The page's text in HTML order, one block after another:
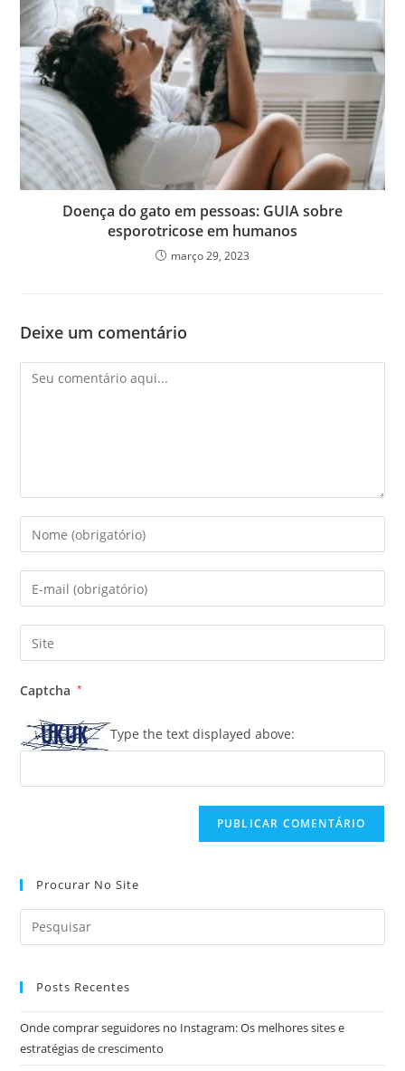
Doença do gato em pessoas: GUIA sobre
esporotricose em humanos
março 29, 2023
Deixe um comentário
Comentário
Digite
seu
nome
ou
de
usuário
para
Digite
seu
endereço
de
mail
para
comentar
Digite
o
seu
site
Captcha *
Type the text displayed above:
Procurar No Site
Posts Recentes
Onde comprar seguidores no Instagram: Os melhores sites e
estratégias de crescimento